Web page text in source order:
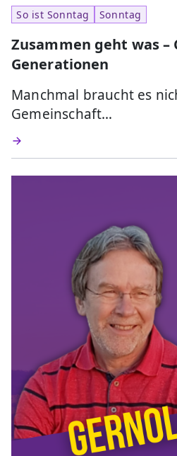
So ist Sonntag Sonntag
Zusammen geht was
Generationen
Manchmal braucht es
Gemeinschaft…